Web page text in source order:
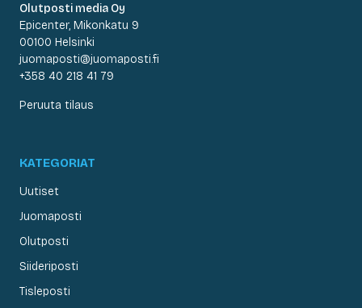
Olutposti media Oy
Epicenter, Mikonkatu 9
00100 Helsinki
juomaposti@juomaposti.fi
+358 40 218 41 79
Peruuta tilaus
KATEGORIAT
Uutiset
Juomaposti
Olutposti
Siideriposti
Tisleposti